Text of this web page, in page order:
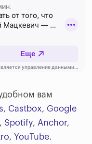
вам
, Castbox, Google
Spotify, Anchor,
, YouTube.